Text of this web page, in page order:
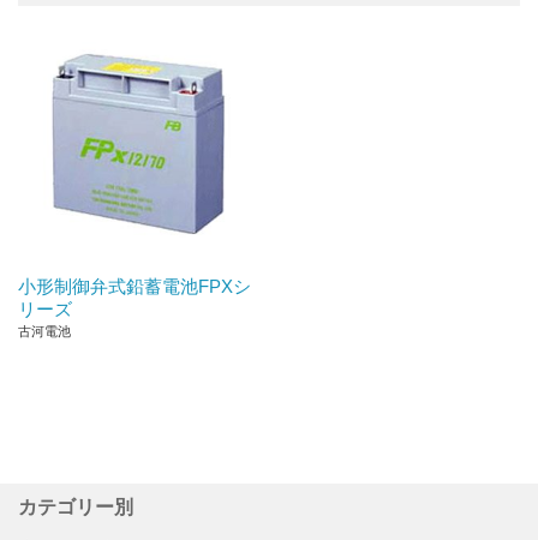
小形制御弁式鉛蓄電池FPXシ
リーズ
古河電池
カテゴリー別